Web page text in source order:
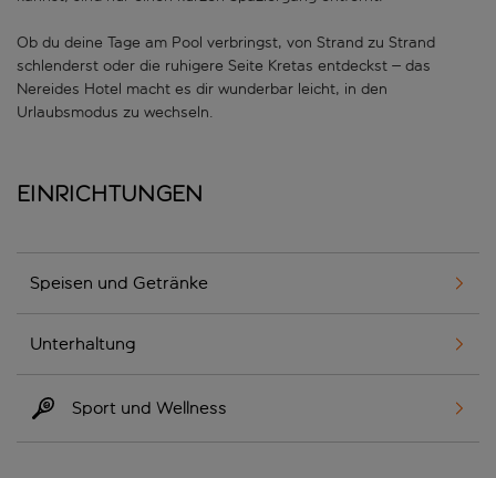
Ob du deine Tage am Pool verbringst, von Strand zu Strand
schlenderst oder die ruhigere Seite Kretas entdeckst – das
Nereides Hotel macht es dir wunderbar leicht, in den
Urlaubsmodus zu wechseln.
Einrichtungen
Speisen und Getränke
Unterhaltung
Sport und Wellness